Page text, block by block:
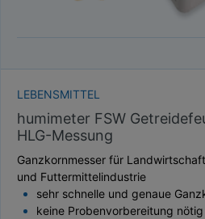
LEBENSMITTEL
humimeter FSW
HLG-Messung
Ganzkornmesser für
und Futtermittelindustrie
sehr schnelle und genaue
keine Probenvorbereitung nötig